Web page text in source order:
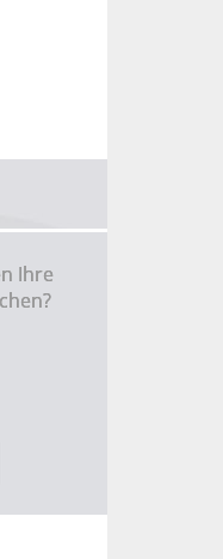
Ihre